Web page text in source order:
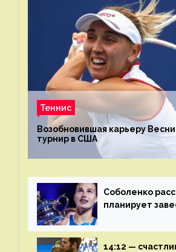
Теннис
Возобновившая карьеру
турнир в США
Соболенко
планирует
14:12 —